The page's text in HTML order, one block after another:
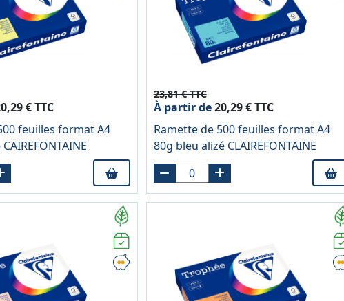
€ TTC
feuilles format A4
23,81 € TTC
À partir de20,29 € TTC
Ramette de 500 feuilles format A4
80g bleu alizé CLAIREFONTAINE